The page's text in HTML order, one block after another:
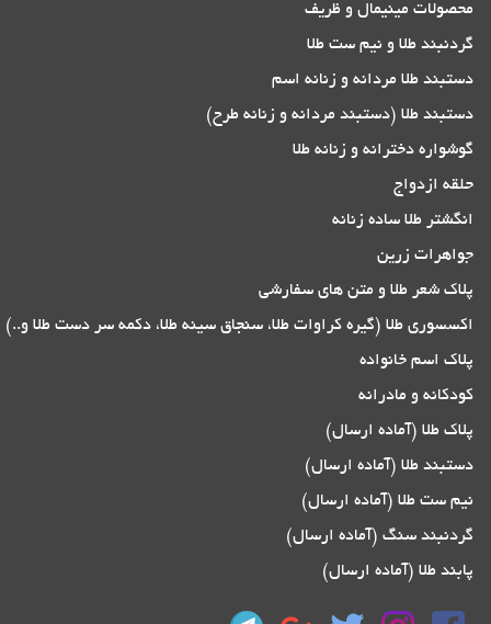
محصولات مینیمال و ظریف
گردنبند طلا و نیم ست طلا
دستبند طلا مردانه و زنانه اسم
دستبند طلا (دستبند مردانه و زنانه طرح)
گوشواره دخترانه و زنانه طلا
حلقه ازدواج
انگشتر طلا ساده زنانه
جواهرات زرین
پلاک شعر طلا و متن های سفارشی
اکسسوری طلا (گیره کراوات طلا، سنجاق سینه طلا، دکمه سر دست طلا و..)
پلاک اسم خانواده
کودکانه و مادرانه
پلاک طلا (آماده ارسال)
دستبند طلا (آماده ارسال)
نیم ست طلا (آماده ارسال)
گردنبند سنگ (آماده ارسال)
پابند طلا (آماده ارسال)